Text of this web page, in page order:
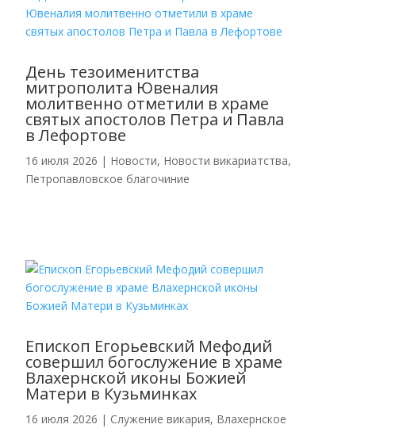
День тезоименитства
митрополита Ювеналия
молитвенно отметили в храме
святых апостолов Петра и Павла
в Лефортове
16 июля 2026 | Новости, Новости викариатства,
Петропавловское благочиние
Епископ Егорьевский Мефодий
совершил богослужение в храме
Влахернской иконы Божией
Матери в Кузьминках
16 июля 2026 | Cлужение викария, Влахернское